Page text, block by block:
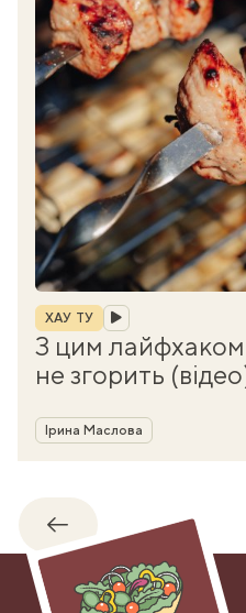
Рубрика
ХАУ ТУ
З цим
не згорить
Автор
Ірина Маслова
Назад